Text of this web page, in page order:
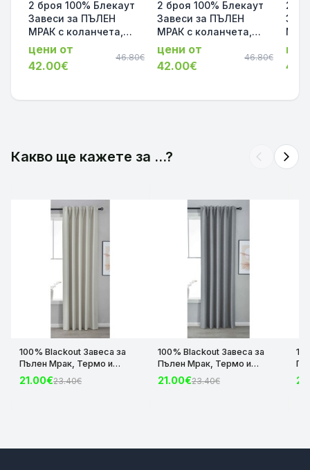
2 броя 100% Блекаут
Завеси за ПЪЛЕН
МРАК с коланчета,
Термо и
Шумоизолиращи, цвят
Таупе, 175х140 и
Корниз 2023600-2-009
цени от
42.00€
46.80€
2 броя 100% Блекаут
Завеси за ПЪЛЕН
МРАК с коланчета,
Термо и
Шумоизолиращи, цвят
Черен, 175х140 и
Корниз 2023600-2-007
цени от
42.00€
46.80€
2
Сив,
Какво ще кажете за ...? arrow_back_ios arrow_forward_ios
100% Blackout Завеса за
Пълен Мрак, Термо и
Шумоизолираща с коланче
цвят Крем, 175х140 и
21.00€23.40€
100% Blackout Завеса за
Пълен Мрак, Термо и
Шумоизолираща с коланче
цвят Сив, 175х140 и
21.00€23.40€